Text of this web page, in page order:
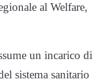
al Welfare,
un incarico di
sistema sanitario